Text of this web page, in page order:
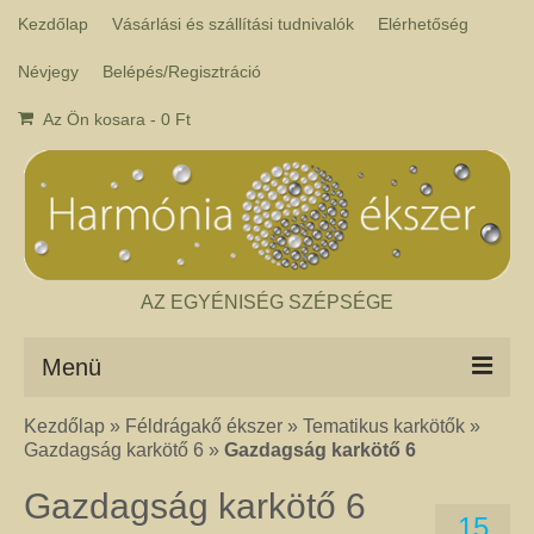
Kezdőlap Vásárlási és szállítási tudnivalók Elérhetőség
Névjegy Belépés/Regisztráció
Az Ön kosara - 0 Ft
AZ EGYÉNISÉG SZÉPSÉGE
Menü
Csakra ékszer
A kézműves csakra ékszer ásványai tulajdonképpen gyógyító kövek, amelyek
ékszerben minden csakrához tartozik egy kristály, és általában a kő színe
határozza meg, hogy melyik csakrához rendeljük. Így lehetséges az, hogy pl.
Kezdőlap » Féldrágakő ékszer » Tematikus karkötők »
Gazdagság karkötő 6 » Gazdagság karkötő 6
Gazdagság karkötő 6